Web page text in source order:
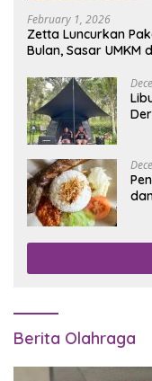
February 1, 2026
Zetta Luncurkan
Bulan, Sasar UMKM
Berita Olahraga